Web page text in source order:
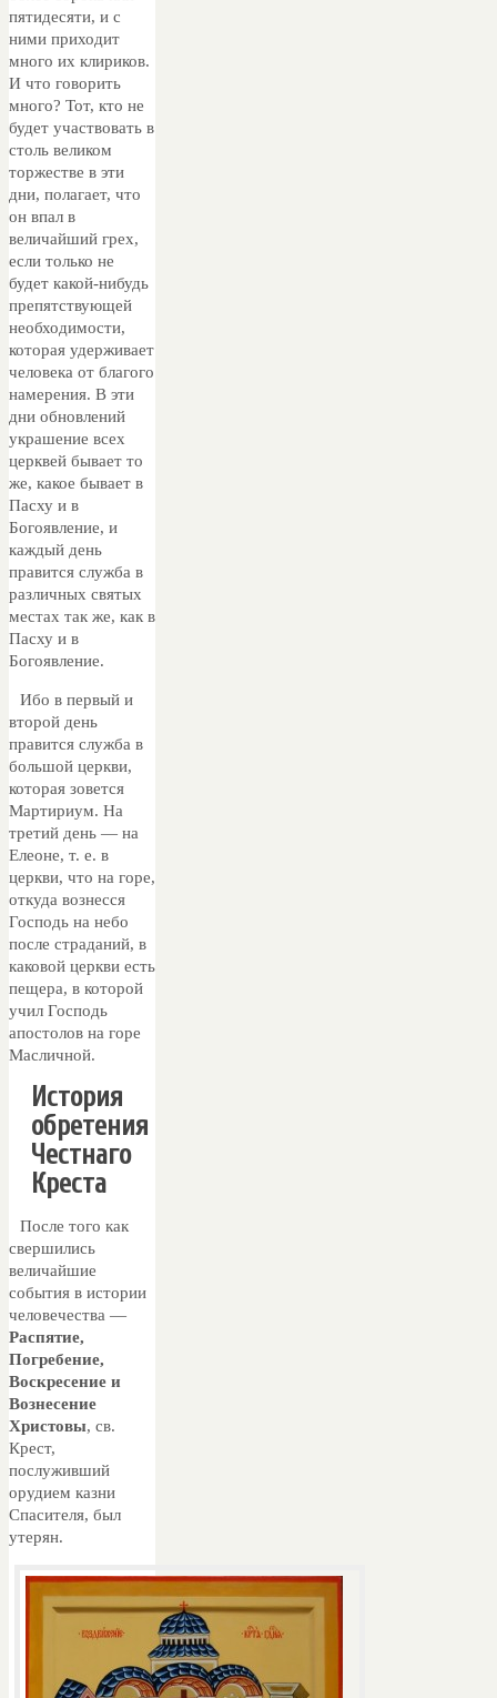
пятидесяти, и с
ними приходит
много их клириков.
И что говорить
много? Тот, кто не
будет участвовать в
столь великом
торжестве в эти
дни, полагает, что
он впал в
величайший грех,
если только не
будет какой-нибудь
препятствующей
необходимости,
которая удерживает
человека от благого
намерения. В эти
дни обновлений
украшение всех
церквей бывает то
же, какое бывает в
Пасху и в
Богоявление, и
каждый день
правится служба в
различных святых
местах так же, как в
Пасху и в
Богоявление.
Ибо в первый и
второй день
правится служба в
большой церкви,
которая зовется
Мартириум. На
третий день — на
Елеоне, т. е. в
церкви, что на горе,
откуда вознесся
Господь на небо
после страданий, в
каковой церкви есть
пещера, в которой
учил Господь
апостолов на горе
Масличной.
История
обретения
Честнаго
Креста
После того как
свершились
величайшие
события в истории
человечества —
Распятие,
Погребение,
Воскресение и
Вознесение
Христовы, св.
Крест,
послуживший
орудием казни
Спасителя, был
утерян.